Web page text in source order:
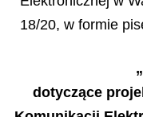
18/20, w formie
dotyczące